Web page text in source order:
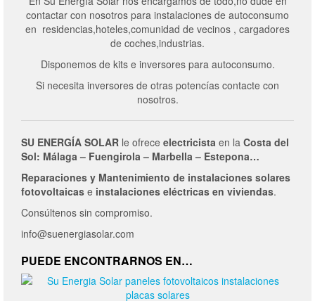
contactar con nosotros para instalaciones de autoconsumo
en residencias,hoteles,comunidad de vecinos , cargadores
de coches,industrias.
Disponemos de kits e inversores para autoconsumo.
Si necesita inversores de otras potencías contacte con
nosotros.
SU ENERGÍA SOLAR le ofrece electricista en la Costa del
Sol: Málaga – Fuengirola – Marbella – Estepona…
Reparaciones y Mantenimiento de instalaciones solares
fotovoltaicas e instalaciones eléctricas en viviendas.
Consúltenos sin compromiso.
info@suenergiasolar.com
PUEDE ENCONTRARNOS EN…